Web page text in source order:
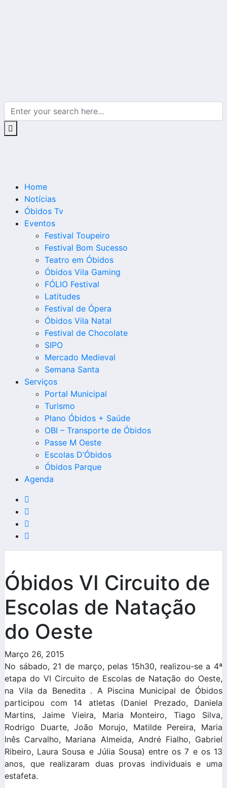
Home
Notícias
Óbidos Tv
Eventos
Festival Toupeiro
Festival Bom Sucesso
Teatro em Óbidos
Óbidos Vila Gaming
FÓLIO Festival
Latitudes
Festival de Ópera
Óbidos Vila Natal
Festival de Chocolate
SIPO
Mercado Medieval
Semana Santa
Serviços
Portal Municipal
Turismo
Plano Óbidos + Saúde
OBI – Transporte de Óbidos
Passe M Oeste
Escolas D’Óbidos
Óbidos Parque
Agenda
Óbidos VI Circuito de
Escolas de Natação
do Oeste
Março 26, 2015
No sábado, 21 de março, pelas 15h30, realizou-se a 4ª
etapa do VI Circuito de Escolas de Natação do Oeste,
na Vila da Benedita . A Piscina Municipal de Óbidos
participou com 14 atletas (Daniel Prezado, Daniela
Martins, Jaime Vieira, Maria Monteiro, Tiago Silva,
Rodrigo Duarte, João Morujo, Matilde Pereira, Maria
Inês Carvalho, Mariana Almeida, André Fialho, Gabriel
Ribeiro, Laura Sousa e Júlia Sousa) entre os 7 e os 13
anos, que realizaram duas provas individuais e uma
estafeta.